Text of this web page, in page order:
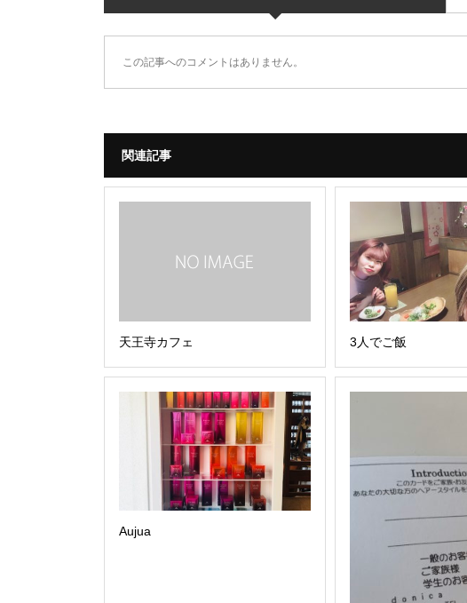
この記事へのコメントはありません。
関連記事
天王寺カフェ 3人でご飯
Aujua